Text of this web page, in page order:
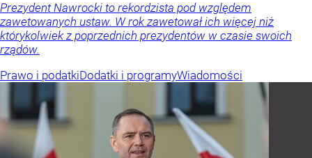
Prezydent Nawrocki to rekordzista pod względem
zawetowanych ustaw. W rok zawetował ich więcej niż
którykolwiek z poprzednich prezydentów w czasie swoich
rządów.
Prawo i podatkiDodatki i programyWiadomości